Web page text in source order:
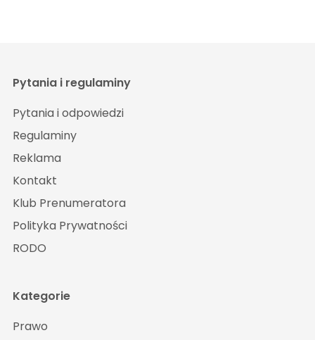
Pytania i regulaminy
Pytania i odpowiedzi
Regulaminy
Reklama
Kontakt
Klub Prenumeratora
Polityka Prywatności
RODO
Kategorie
Prawo